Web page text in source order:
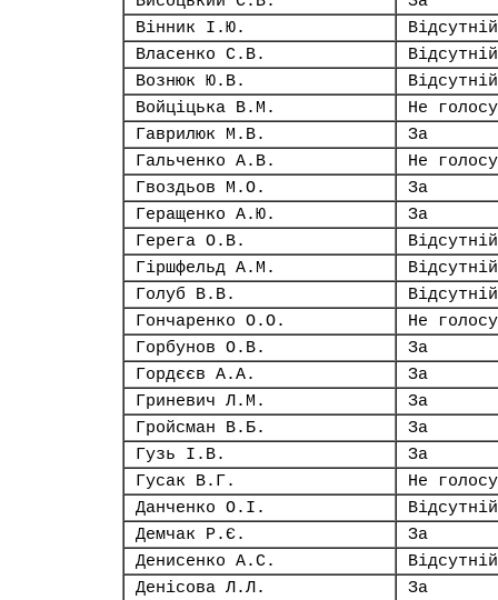
Вінник І.Ю.
Відсутній
Власенко С.В.
Відсутній
Вознюк Ю.В.
Відсутній
Войціцька В.М.
Не
Гаврилюк М.В.
За
Гальченко А.В.
Не
Гвоздьов М.О.
За
Геращенко А.Ю.
За
Герега О.В.
Відсутній
Гіршфельд А.М.
Відсутній
Голуб В.В.
Відсутній
Гончаренко О.О.
Не
Горбунов О.В.
За
Гордєєв А.А.
За
Гриневич Л.М.
За
Гройсман В.Б.
За
Гузь І.В.
За
Гусак В.Г.
Не
Данченко О.І.
Відсутній
Демчак Р.Є.
За
Денисенко А.С.
Відсутній
Денісова Л.Л.
За